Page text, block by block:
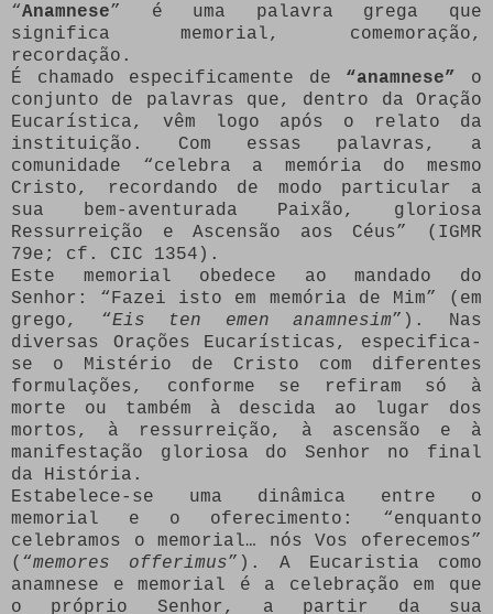
“Anamnese” é uma palavra grega que
significa memorial, comemoração,
recordação.
É chamado especificamente de “anamnese”
o
conjunto de palavras que, dentro da Oração
Eucarística, vêm logo após o relato da
instituição. Com essas palavras, a
comunidade “celebra a memória do mesmo
Cristo, recordando de modo particular a
sua bem-aventurada Paixão, gloriosa
Ressurreição e Ascensão aos Céus” (IGMR
79e; cf. CIC 1354).
Este memorial obedece ao mandado do
Senhor: “Fazei isto em memória de Mim” (em
grego, “Eis ten emen anamnesim”). Nas
diversas Orações Eucarísticas, especifica-
se o Mistério de Cristo com diferentes
formulações, conforme se refiram só à
morte ou também à descida ao lugar dos
mortos, à ressurreição, à ascensão e à
manifestação gloriosa do Senhor no final
da História.
Estabelece-se uma dinâmica entre o
memorial e o oferecimento: “enquanto
celebramos o memorial… nós Vos oferecemos”
(“memores offerimus”). A Eucaristia como
anamnese e memorial é a celebração em que
o próprio Senhor, a partir da sua